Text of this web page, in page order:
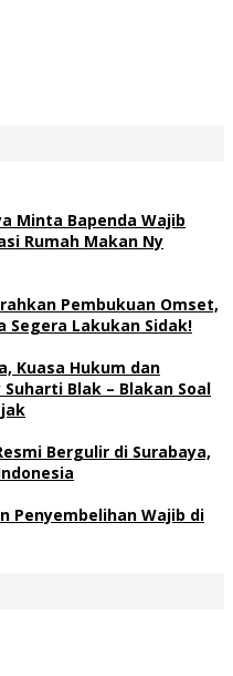
Minta Bapenda Wajib
Rumah Makan Ny
Pembukuan Omset,
Segera Lakukan Sidak!
Kuasa Hukum dan
Blak – Blakan Soal
Bergulir di Surabaya,
Penyembelihan Wajib di